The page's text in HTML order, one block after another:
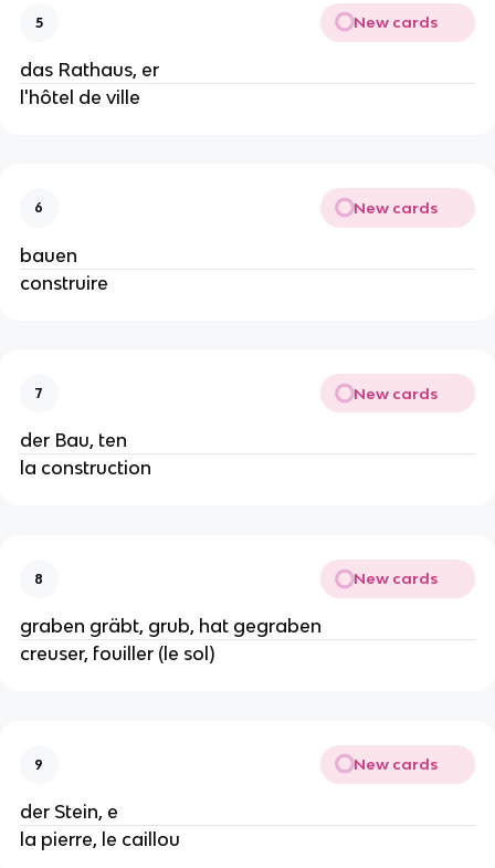
5 New cards
das Rathaus, er
l'hôtel de ville
6 New cards
bauen
construire
7 New cards
der Bau, ten
la construction
8 New cards
graben gräbt, grub, hat gegraben
creuser, fouiller (le sol)
9 New cards
der Stein, e
la pierre, le caillou